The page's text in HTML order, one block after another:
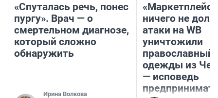
«Спуталась речь, понес
пургу». Врач — о
смертельном диагнозе,
который сложно
обнаружить
Ирина Волкова
«Маркетплейс
ничего не
атаки на WB
уничтожили
православный
одежды из
— исповедь